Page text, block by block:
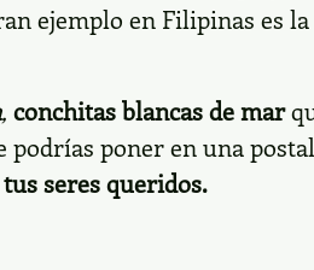
ejemplo en Filipinas es
, conchitas blancas de mar
poner en una
seres queridos.